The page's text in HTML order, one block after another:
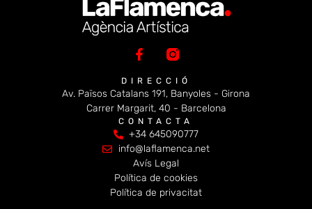
DIRECCIÓ
Av. Països Catalans 191, Banyoles - Girona
Carrer Margarit, 40 - Barcelona
CONTACTA
+34 645090777
info@laflamenca.net
Avís Legal
Política de cookies
Política de privacitat